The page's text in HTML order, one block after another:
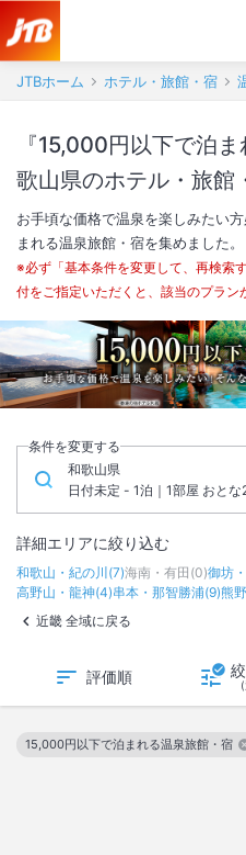
JTBホーム ホテル・旅館・宿
『15,000円以下で泊
歌山県のホテル・旅館
お手頃な価格で温泉を楽しみたい
まれる温泉旅館・宿を集めました。
※必ず「基本条件を変更して、再検索
付をご指定いただくと、該当のプラン
条件を変更する
和歌山県
日付未定 - 1泊｜1部屋 おと
詳細エリアに絞り込む
和歌山・紀の川 (7)海南・有田 (0)御坊
高野山・龍神(4)串本・那智勝浦(9)熊
近畿 全域に戻る
評価順
15,000円以下で泊まれる温泉旅館・宿
この絞り込み条件を解除